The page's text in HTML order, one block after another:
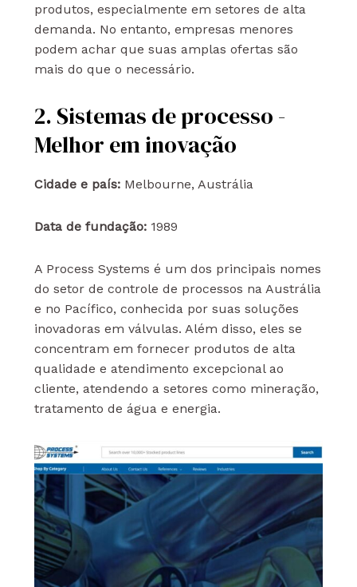
produtos, especialmente em setores de alta
demanda. No entanto, empresas menores
podem achar que suas amplas ofertas são
mais do que o necessário.
2. Sistemas de processo -
Melhor em inovação
Cidade e país:Melbourne, Austrália
Data de fundação:1989
A Process Systems é um dos principais nomes
do setor de controle de processos na Austrália
e no Pacífico, conhecida por suas soluções
inovadoras em válvulas. Além disso, eles se
concentram em fornecer produtos de alta
qualidade e atendimento excepcional ao
cliente, atendendo a setores como mineração,
tratamento de água e energia.